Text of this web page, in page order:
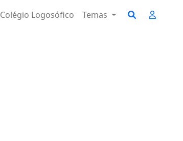
Colégio Logosófico Temas